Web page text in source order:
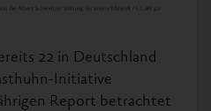
22 in Deutschland
Initiative
Report betrachtet